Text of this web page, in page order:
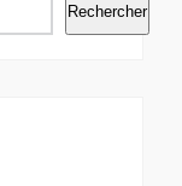
Rechercher